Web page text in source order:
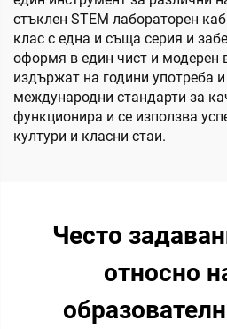
стъклен STEM лабораторен
клас с една и съща серия и
оформя в един чист и модерен
издържат на години употреба
международни стандарти за
функционира и се използва
култури и класни стаи.
Често
относно